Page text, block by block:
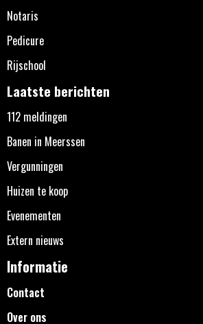
Notaris
Pedicure
Rijschool
Laatste berichten
112 meldingen
Banen in Meerssen
Vergunningen
Huizen te koop
Evenementen
Extern nieuws
Informatie
Contact
Over ons